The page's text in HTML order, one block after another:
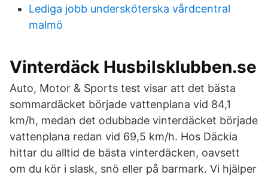
Lediga jobb undersköterska vårdcentral
malmö
Vinterdäck Husbilsklubben.se
Auto, Motor & Sports test visar att det bästa
sommardäcket började vattenplana vid 84,1
km/h, medan det odubbade vinterdäcket började
vattenplana redan vid 69,5 km/h. Hos Däckia
hittar du alltid de bästa vinterdäcken, oavsett
om du kör i slask, snö eller på barmark. Vi hjälper